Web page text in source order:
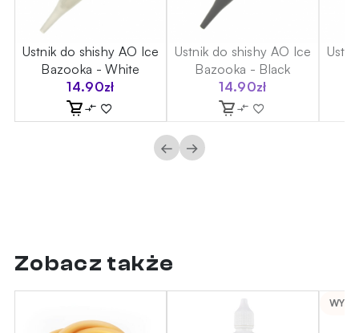
Ustnik do shishy AO Ice
Bazooka - White
14.90zł
Ustnik do shishy AO Ice
Bazooka - Black
14.90zł
← →
Zobacz także